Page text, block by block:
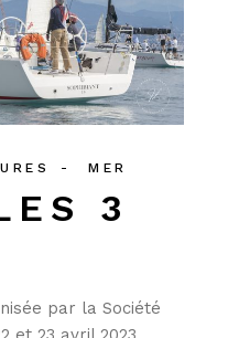
MER
3
par la Société